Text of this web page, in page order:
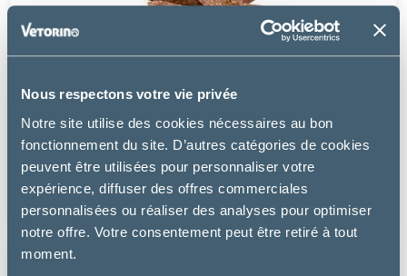
Nous respectons votre vie privée
Notre site utilise des cookies nécessaires au bon
fonctionnement du site. D’autres catégories de cookies
peuvent être utilisées pour personnaliser votre
expérience, diffuser des offres commerciales
personnalisées ou réaliser des analyses pour optimiser
notre offre. Votre consentement peut être retiré à tout
moment.
SELECTIVE NATURALS FOREST STICKS COCHON
11.99 €